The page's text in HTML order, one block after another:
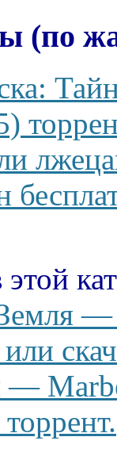
(по
—